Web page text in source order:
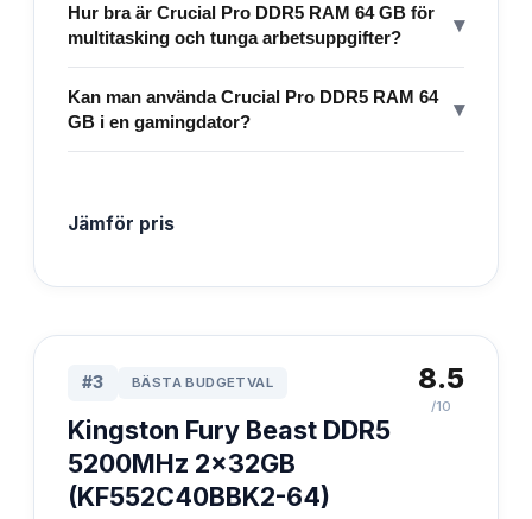
Hur bra är Crucial Pro DDR5 RAM 64 GB för
multitasking och tunga arbetsuppgifter?
▾
Kan man använda Crucial Pro DDR5 RAM 64
GB i en gamingdator?
▾
Jämför pris
#3 BÄSTA BUDGETVAL
Kingston Fury Beast DDR5
5200MHz 2x32GB
(KF552C40BBK2-64)
8.5
/10